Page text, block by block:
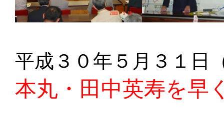
平成３０年５月３１日
本丸・田中英寿を早